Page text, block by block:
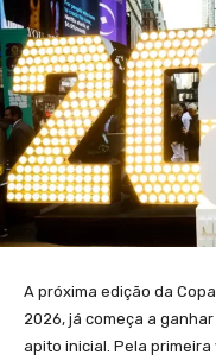
A próxima edição da
2026, já começa a
apito inicial. Pela